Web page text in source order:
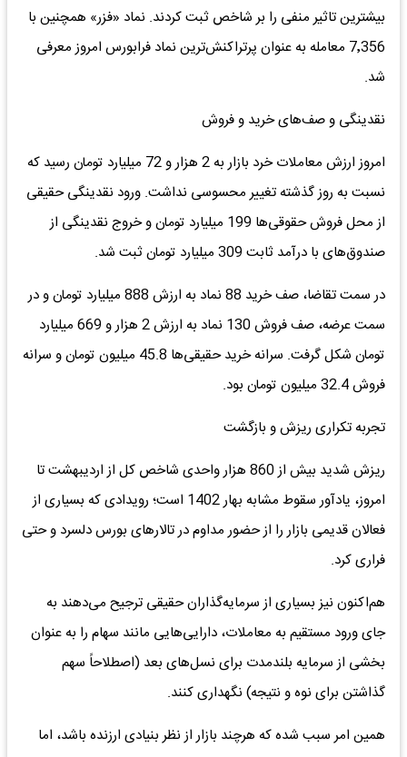
بیشترین تاثیر منفی را بر شاخص ثبت کردند. نماد «فزر» همچنین با
7٬356 معامله به عنوان پرتراکنش‌ترین نماد فرابورس امروز معرفی
شد.
نقدینگی و صف‌های خرید و فروش
امروز ارزش معاملات خرد بازار به 2 هزار و 72 میلیارد تومان رسید که
نسبت به روز گذشته تغییر محسوسی نداشت. ورود نقدینگی حقیقی
از محل فروش حقوقی‌ها 199 میلیارد تومان و خروج نقدینگی از
صندوق‌های با درآمد ثابت 309 میلیارد تومان ثبت شد.
در سمت تقاضا، صف خرید 88 نماد به ارزش 888 میلیارد تومان و در
سمت عرضه، صف فروش 130 نماد به ارزش 2 هزار و 669 میلیارد
تومان شکل گرفت. سرانه خرید حقیقی‌ها 45.8 میلیون تومان و سرانه
فروش 32.4 میلیون تومان بود.
تجربه تکراری ریزش و بازگشت
ریزش شدید بیش از 860 هزار واحدی شاخص کل از اردیبهشت تا
امروز، یادآور سقوط مشابه بهار 1402 است؛ رویدادی که بسیاری از
فعالان قدیمی بازار را از حضور مداوم در تالارهای بورس دلسرد و حتی
فراری کرد.
هم‌اکنون نیز بسیاری از سرمایه‌گذاران حقیقی ترجیح می‌دهند به
جای ورود مستقیم به معاملات، دارایی‌هایی مانند سهام را به عنوان
بخشی از سرمایه بلندمدت برای نسل‌های بعد (اصطلاحاً سهم
گذاشتن برای نوه و نتیجه) نگهداری کنند.
همین امر سبب شده که هرچند بازار از نظر بنیادی ارزنده باشد، اما